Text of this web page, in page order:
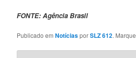
FONTE: Agência Brasil
Publicado emNotíciasporSLZ 612. Marque